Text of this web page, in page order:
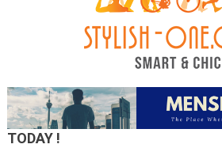
TODAY !